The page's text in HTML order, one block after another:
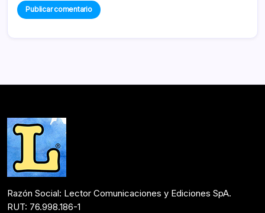
Razón Social: Lector Comunicaciones y Ediciones SpA.
RUT: 76.998.186-1